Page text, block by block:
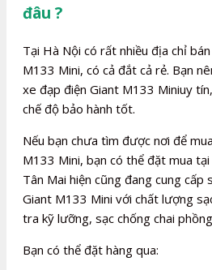
đâu ?
Tại Hà Nội có rất nhiều địa chỉ
M133 Mini, có cả đắt cả rẻ. Bạn
xe đạp điện Giant M133 Miniuy
chế độ bảo hành tốt.
Nếu bạn chưa tìm được nơi để
M133 Mini, bạn có thể đặt mua
Tân Mai hiện cũng đang cung cấp
Giant M133 Mini với chất lượng
tra kỹ lưỡng, sạc chống chai
Bạn có thể đặt hàng qua: